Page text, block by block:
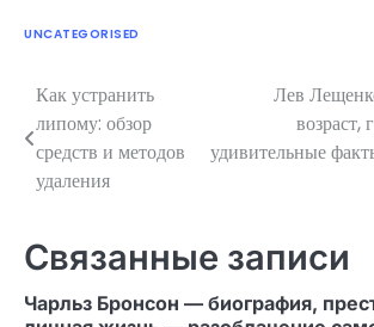
UNCATEGORISED
Навигация
по
записям
Как устранить
липому: обзор
средств и методов
удаления
Лев
удивительные
Связанные записи
Чарльз Бронсон — биография,